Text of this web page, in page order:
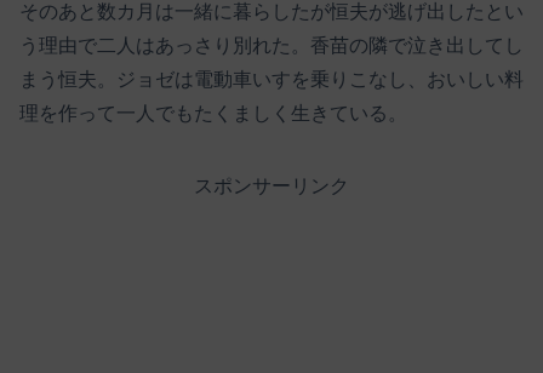
そのあと数カ月は一緒に暮らしたが恒夫が逃げ出したとい
う理由で二人はあっさり別れた。香苗の隣で泣き出してし
まう恒夫。ジョゼは電動車いすを乗りこなし、おいしい料
理を作って一人でもたくましく生きている。
スポンサーリンク